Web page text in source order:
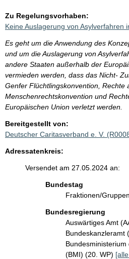
Zu Regelungsvorhaben:
Keine Auslagerung von Asylverfahren
Es geht um die Anwendung des
und um die Auslagerung von
andere Staaten außerhalb der
vermieden werden, dass das Nicht-
Genfer Flüchtlingskonvention, Rechte
Menschenrechtskonvention und
Europäischen Union verletzt werden.
Bereitgestellt von:
Deutscher Caritasverband e. V.
Adressatenkreis:
Versendet am 27.05.2024 an:
Bundestag
Fraktionen/Gruppen
Bundesregierung
Auswärtiges Amt
Bundeskanzleramt
(BMI) (20. WP)